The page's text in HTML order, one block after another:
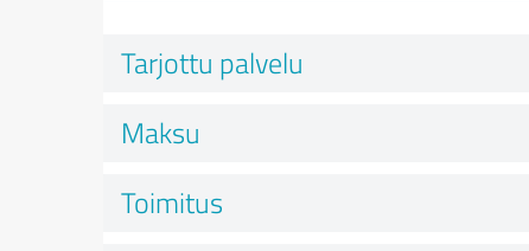
Tarjottu palvelu
Maksu
Toimitus